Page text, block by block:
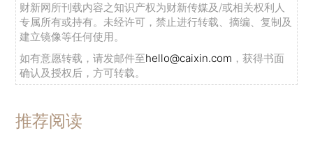
财新网所刊载内容之知识产权为财新传媒及/或相关权利人
专属所有或持有。未经许可，禁止进行转载、摘编、复制及
建立镜像等任何使用。
如有意愿转载，请发邮件至hello@caixin.com ，获得书面
确认及授权后，方可转载。
推荐阅读